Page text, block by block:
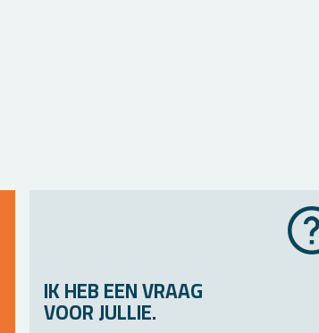
IK HEB EEN VRAAG
VOOR JULLIE.